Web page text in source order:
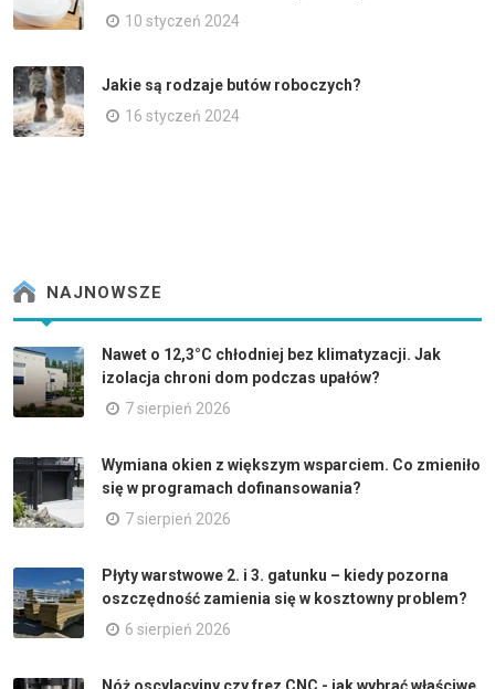
10 styczeń 2024
Jakie są rodzaje butów roboczych?
16 styczeń 2024
NAJNOWSZE
Nawet o 12,3°C chłodniej bez klimatyzacji. Jak
izolacja chroni dom podczas upałów?
7 sierpień 2026
Wymiana okien z większym wsparciem. Co zmieniło
się w programach dofinansowania?
7 sierpień 2026
Płyty warstwowe 2. i 3. gatunku – kiedy pozorna
oszczędność zamienia się w kosztowny problem?
6 sierpień 2026
Nóż oscylacyjny czy frez CNC - jak wybrać właściwe